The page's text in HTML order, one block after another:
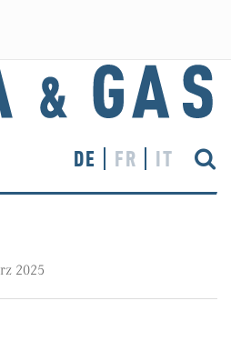
DE FR IT
2025